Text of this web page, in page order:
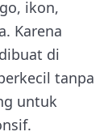
ikon,
Karena
di
tanpa
untuk